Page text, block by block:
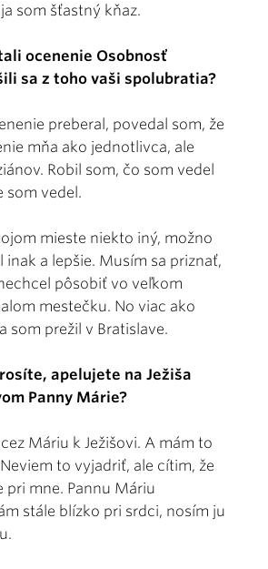
som šťastný kňaz.
ocenenie Osobnosť
sa z toho vaši spolubratia?
preberal, povedal som, že
mňa ako jednotlivca, ale
Robil som, čo som vedel
som vedel.
mieste niekto iný, možno
inak a lepšie. Musím sa priznať,
pôsobiť vo veľkom
mestečku. No viac ako
som prežil v Bratislave.
apelujete na Ježiša
Panny Márie?
Máriu k Ježišovi. A mám to
to vyjadriť, ale cítim, že
pri mne. Pannu Máriu
stále blízko pri srdci, nosím ju